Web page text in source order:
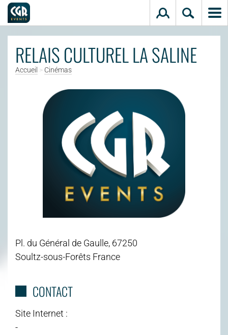
RELAIS CULTUREL LA SALINE
Accueil > Cinémas
Pl. du Général de Gaulle, 67250
Soultz-sous-Forêts France
CONTACT
Site Internet :
-